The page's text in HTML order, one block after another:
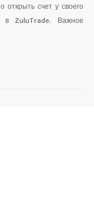
открыть счет у своего
в ZuluTrade. Важное